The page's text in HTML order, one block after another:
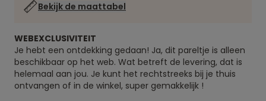
Bekijk de maattabel
WEBEXCLUSIVITEIT
Je hebt een ontdekking gedaan! Ja, dit pareltje is alleen
beschikbaar op het web. Wat betreft de levering, dat is
helemaal aan jou. Je kunt het rechtstreeks bij je thuis
ontvangen of in de winkel, super gemakkelijk !